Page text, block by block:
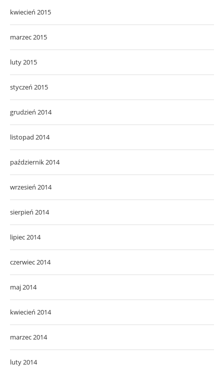
kwiecień 2015
marzec 2015
luty 2015
styczeń 2015
grudzień 2014
listopad 2014
październik 2014
wrzesień 2014
sierpień 2014
lipiec 2014
czerwiec 2014
maj 2014
kwiecień 2014
marzec 2014
luty 2014